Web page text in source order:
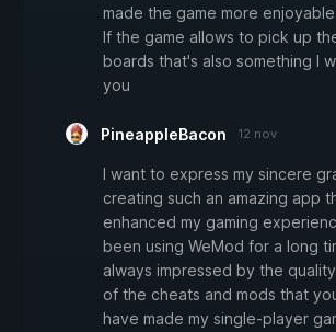
made the game more
If the game allows to pick up
boards that's also something I
you
PineappleBacon 12 nov
I want to express my sincere
creating such an amazing app
enhanced my gaming
been using WeMod for a long
always impressed by the
of the cheats and mods that
have made my single-player